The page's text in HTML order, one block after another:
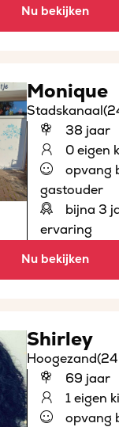
Nu bekijken
Monique
Stadskanaal
38 jaar
0 eigen
opvang
gastouder
bijna 3
ervaring
Nu bekijken
Shirley
Hoogezand
69 jaar
1 eigen
opvang